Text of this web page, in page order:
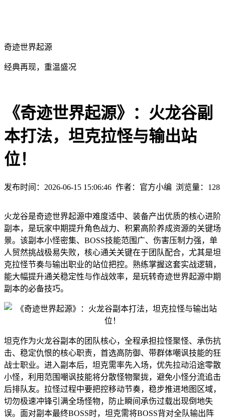
奇迹世界起源
经典再现，重温盛况
《奇迹世界起源》：火龙谷副
本打法，坦克拉怪与输出站
位！
发布时间：2026-06-15 15:06:46 作者：官方小编 浏览量： 128
火龙谷是奇迹世界起源中难度适中、装备产出优质的核心进阶
副本，是玩家中期提升角色战力、积累高阶养成资源的关键场
景。该副本小怪密集、BOSS技能范围广、伤害压制力强，单
人贸然挑战极易失败，核心通关关键在于团队配合，尤其是坦
克拉怪节奏与输出职业的站位把控。熟练掌握这套实战逻辑，
能大幅提升通关稳定性与作战效率，是玩转奇迹世界起源中期
副本的必备技巧。
坦克作为火龙谷副本的团队核心，全程承担拉怪聚怪、承伤抗
击、稳定仇恨的核心职责，首选高防御、带群体嘲讽技能的狂
战士职业。进入副本后，坦克需率先入场，优先拉动沿途零散
小怪，利用范围嘲讽技能将分散怪物聚拢，避免小怪分流追击
后排队友。拉怪过程中要把控移动节奏，稳步推进地图区域，
切勿极速冲锋引满全场怪物，防止瞬间承伤过载出现倒地失
误。面对副本最终BOSS时，坦克需将BOSS背对全队输出阵